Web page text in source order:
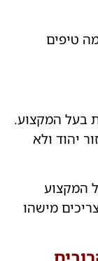
טיפים
בעל המקצוע.
יהוד ולא
המקצוע
מישהו